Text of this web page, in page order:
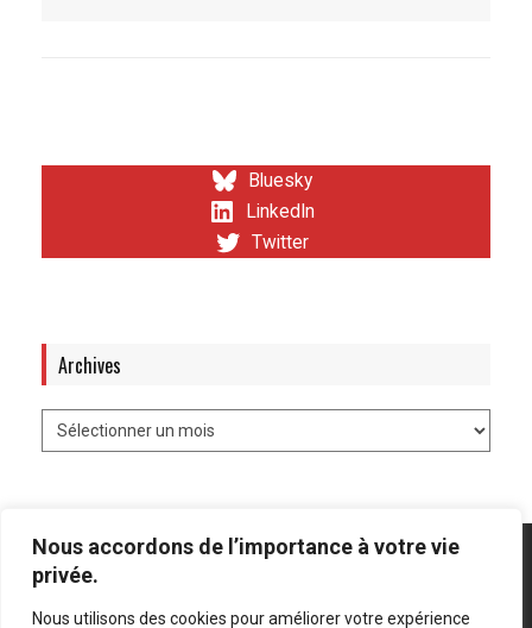
Nous accordons de l’importance à votre vie
privée.
Nous utilisons des cookies pour améliorer votre expérience
Bluesky
LinkedIn
Twitter
Archives